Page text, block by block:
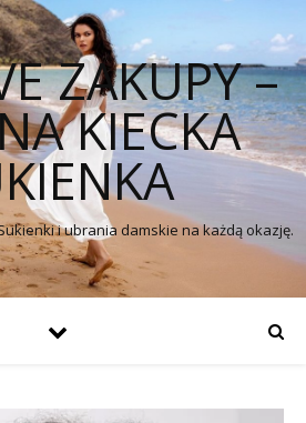
ZAKUPY –
KIECKA
i ubrania damskie na każdą okazję.